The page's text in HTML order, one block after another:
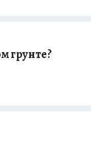
грунте?